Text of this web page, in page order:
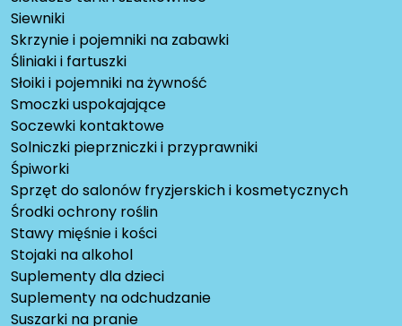
Siewniki
Skrzynie i pojemniki na zabawki
Śliniaki i fartuszki
Słoiki i pojemniki na żywność
Smoczki uspokajające
Soczewki kontaktowe
Solniczki pieprzniczki i przyprawniki
Śpiworki
Sprzęt do salonów fryzjerskich i kosmetycznych
Środki ochrony roślin
Stawy mięśnie i kości
Stojaki na alkohol
Suplementy dla dzieci
Suplementy na odchudzanie
Suszarki na pranie